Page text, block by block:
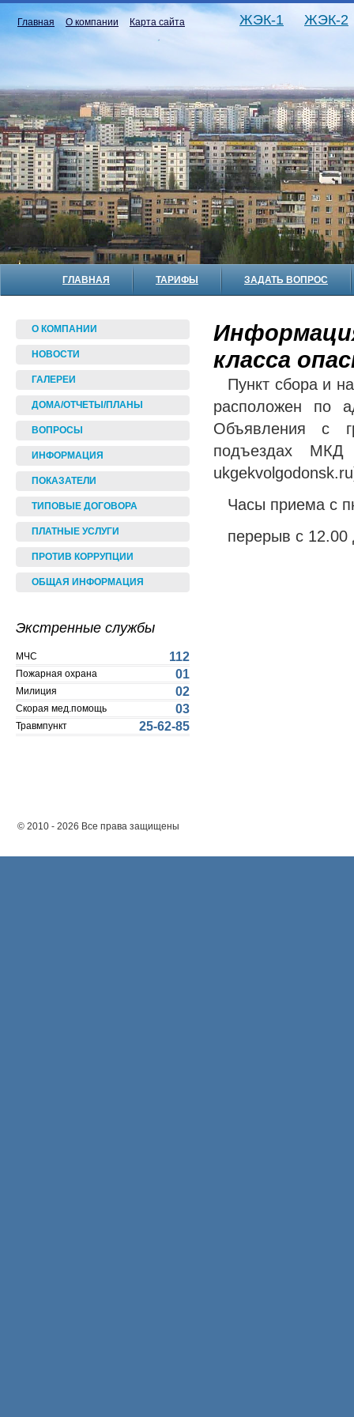
Главная О компании Карта сайта ЖЭК-1 ЖЭК-2
ГЛАВНАЯ ТАРИФЫ ЗАДАТЬ ВОПРОС
О КОМПАНИИ
НОВОСТИ
ГАЛЕРЕИ
ДОМА/ОТЧЕТЫ/ПЛАНЫ
ВОПРОСЫ
ИНФОРМАЦИЯ
ПОКАЗАТЕЛИ
ТИПОВЫЕ ДОГОВОРА
ПЛАТНЫЕ УСЛУГИ
ПРОТИВ КОРРУПЦИИ
ОБЩАЯ ИНФОРМАЦИЯ
Экстренные службы
МЧС 112
Пожарная охрана 01
Милиция 02
Скорая мед.помощь 03
Травмпункт 25-62-85
класса
Пункт сбора и
расположен по
Объявления с
подъездах
Часы приема с
перерыв с 12.00
© 2010 - 2026 Все права защищены